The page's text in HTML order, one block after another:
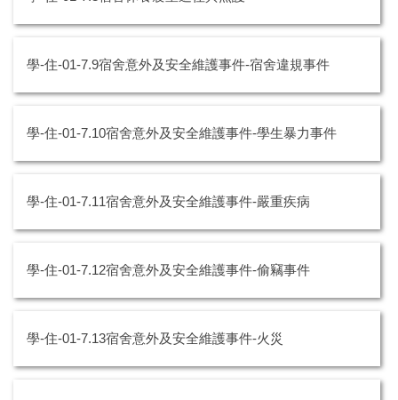
學-住-01-7.9宿舍意外及安全維護事件-宿舍違規事件
學-住-01-7.10宿舍意外及安全維護事件-學生暴力事件
學-住-01-7.11宿舍意外及安全維護事件-嚴重疾病
學-住-01-7.12宿舍意外及安全維護事件-偷竊事件
學-住-01-7.13宿舍意外及安全維護事件-火災